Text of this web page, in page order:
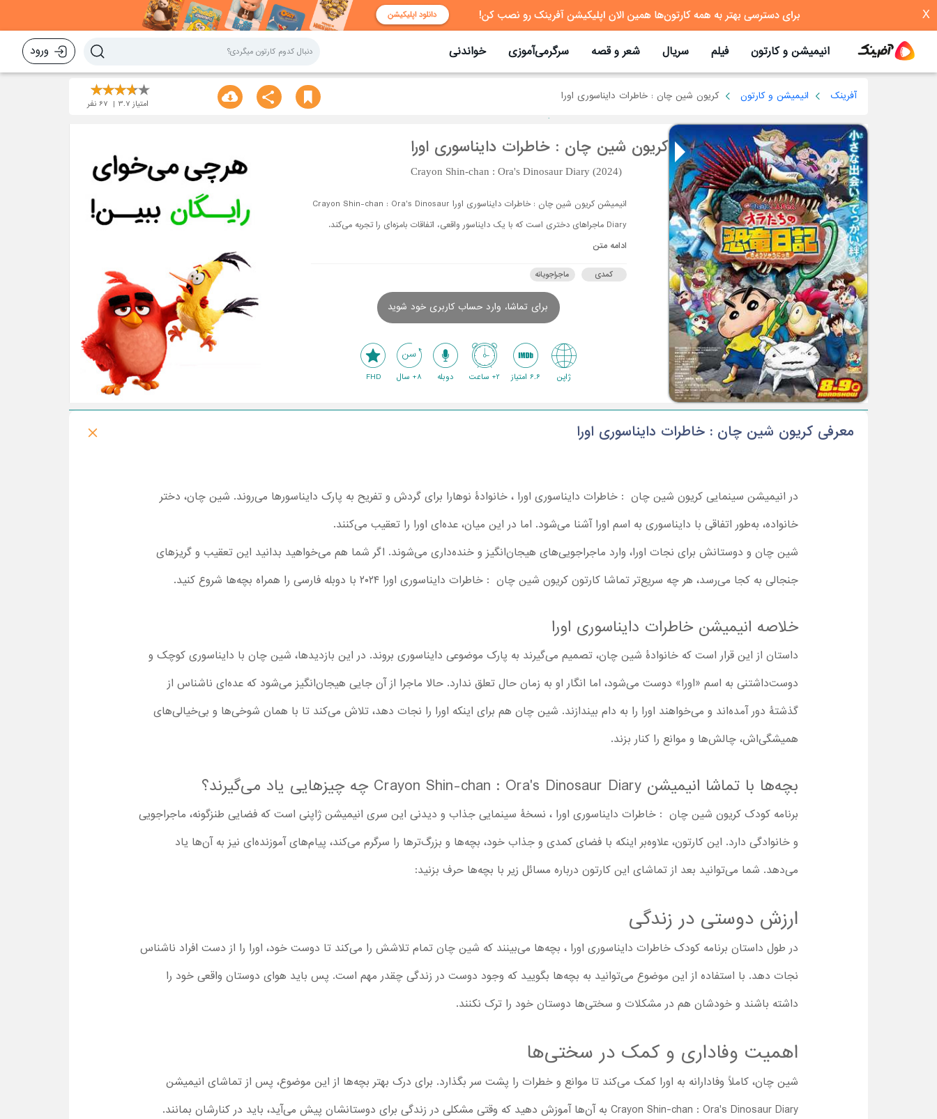
X
انیمیشن و کارتون فیلم سریال شعر و قصه سرگرمی‌آموزی خواندنی ورود
آفرینک انیمیشن و کارتون کریون شین چان : خاطرات دایناسوری اورا
امتیاز 3.7
67نفر
کریون شین چان : خاطرات دایناسوری اورا
Crayon Shin-chan : Ora's Dinosaur Diary (2024)
انیمیشن کریون شین چان : خاطرات دایناسوری اورا Crayon Shin-chan : Ora's Dinosaur
Diary ماجراهای دختری است که با یک دایناسور واقعی، اتفاقات بامزه‌ای را تجربه می‌کند.
ادامه متن
کمدی ماجراجویانه
برای تماشا، وارد حساب کاربری خود شوید
ژاپن 6.6 امتیاز 2+ ساعت دوبله 8+ سال FHD
معرفی کریون شین چان : خاطرات دایناسوری اورا
در انیمیشن سینمایی کریون شین چان : خاطرات دایناسوری اورا ، خانوادۀ نوهارا برای گردش و تفریح به پارک دایناسورها می‌روند. شین چان، دختر
خانواده، به‌طور اتفاقی با دایناسوری به اسم اورا آشنا می‌شود. اما در این میان، عده‌ای اورا را تعقیب می‌کنند.
شین چان و دوستانش برای نجات اورا، وارد ماجراجویی‌های هیجان‌انگیز و خنده‌داری می‌شوند. اگر شما هم می‌خواهید بدانید این تعقیب و گریزهای
جنجالی به کجا می‌رسد، هر چه سریع‌تر تماشا کارتون کریون شین چان : خاطرات دایناسوری اورا ۲۰۲۴ با دوبله فارسی را همراه بچه‌ها شروع کنید.
خلاصه انیمیشن خاطرات دایناسوری اورا
داستان از این قرار است که خانوادۀ شین چان، تصمیم می‌گیرند به پارک موضوعی دایناسوری بروند. در این بازدیدها، شین چان با دایناسوری کوچک و
دوست‌داشتنی به اسم «اورا» دوست می‌شود، اما انگار او به زمان حال تعلق ندارد. حالا ماجرا از آن جایی هیجان‌انگیز می‌شود که عده‌ای ناشناس از
گذشتۀ دور آمده‌اند و می‌خواهند اورا را به دام بیندازند. شین چان هم برای اینکه اورا را نجات دهد، تلاش می‌کند تا با همان شوخی‌ها و بی‌خیالی‌های
همیشگی‌اش، چالش‌ها و موانع را کنار بزند.
بچه‌ها با تماشا انیمیشن Crayon Shin-chan : Ora's Dinosaur Diary چه چیزهایی یاد می‌گیرند؟
برنامه کودک کریون شین چان : خاطرات دایناسوری اورا ، نسخۀ سینمایی جذاب و دیدنی این سری انیمیشن ژاپنی است که فضایی طنزگونه، ماجراجویی
و خانوادگی دارد. این کارتون، علاوه‌بر اینکه با فضای کمدی و جذاب خود، بچه‌ها و بزرگ‌ترها را سرگرم می‌کند، پیام‌های آموزنده‌ای نیز به آن‌ها یاد
می‌دهد. شما می‌توانید بعد از تماشای این کارتون درباره مسائل زیر با بچه‌ها حرف بزنید:
ارزش دوستی در زندگی
در طول داستان برنامه کودک خاطرات دایناسوری اورا ، بچه‌ها می‌بینند که شین چان تمام تلاشش را می‌کند تا دوست خود، اورا را از دست افراد ناشناس
نجات دهد. با استفاده از این موضوع می‌توانید به بچه‌ها بگویید که وجود دوست در زندگی چقدر مهم است. پس باید هوای دوستان واقعی خود را
داشته باشند و خودشان هم در مشکلات و سختی‌ها دوستان خود را ترک نکنند.
اهمیت وفاداری و کمک در سختی‌ها
شین چان، کاملاً وفادارانه به اورا کمک می‌کند تا موانع و خطرات را پشت سر بگذارد. برای درک بهتر بچه‌ها از این موضوع، پس از تماشای انیمیشن
Crayon Shin-chan : Ora's Dinosaur Diary به آن‌ها آموزش دهید که وقتی مشکلی در زندگی برای دوستانشان پیش می‌آید، باید در کنارشان بمانند.